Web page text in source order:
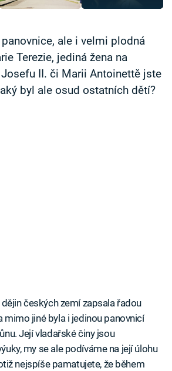
ale i velmi plodná
Terezie, jediná žena na
II. či Marii Antoinettě jste
byl ale osud ostatních dětí?
českých zemí zapsala řadou
mimo jiné byla i jedinou panovnicí
Její vladařské činy jsou
my se ale podíváme na její úlohu
nejspíše pamatujete, že během